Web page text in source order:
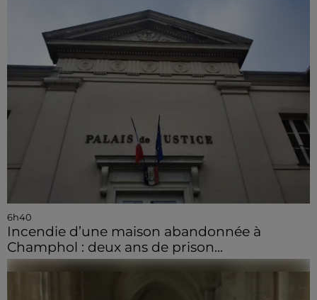
6h40
Incendie d’une maison abandonnée à
Champhol : deux ans de prison...